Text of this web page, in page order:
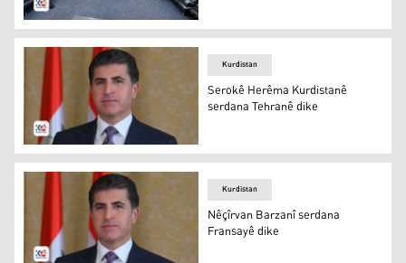
Şandeke bazirganî ya parêzgeha Qezwînê li Hewlêrê ye
Nêçîrvan Barzanî
Kurdistan
Serokê Herêma Kurdistanê
serdana Tehranê dike
Kurdistan
Nêçîrvan Barzanî serdana
Fransayê dike